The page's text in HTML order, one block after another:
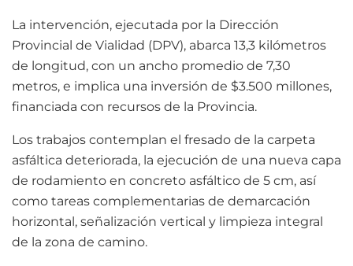
La intervención, ejecutada por la Dirección
Provincial de Vialidad (DPV), abarca 13,3 kilómetros
de longitud, con un ancho promedio de 7,30
metros, e implica una inversión de $3.500 millones,
financiada con recursos de la Provincia.
Los trabajos contemplan el fresado de la carpeta
asfáltica deteriorada, la ejecución de una nueva capa
de rodamiento en concreto asfáltico de 5 cm, así
como tareas complementarias de demarcación
horizontal, señalización vertical y limpieza integral
de la zona de camino.